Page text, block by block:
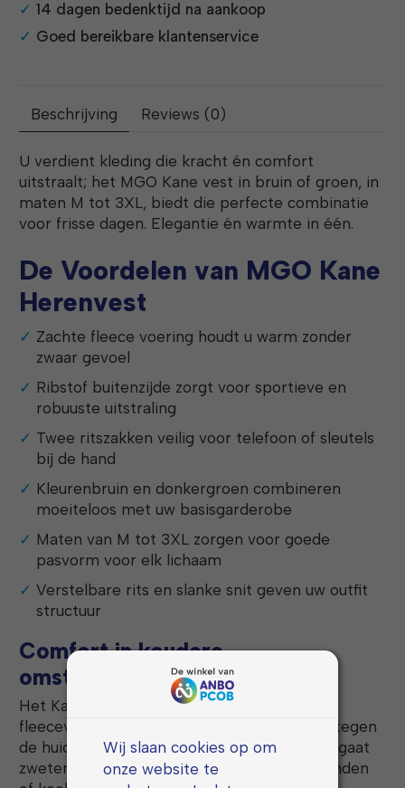
14 dagen bedenktijd na aankoop
Goed bereikbare klantenservice
Beschrijving Reviews (0)
U verdient kleding die kracht én comfort
uitstraalt; het MGO Kane vest in bruin of groen, in
maten M tot 3XL, biedt die perfecte combinatie
voor frisse dagen. Elegantie én warmte in één.
De Voordelen van MGO Kane
Herenvest
Zachte fleece voering houdt u warm zonder
zwaar gevoel
Ribstof buitenzijde zorgt voor sportieve en
robuuste uitstraling
Twee ritszakken veilig voor telefoon of sleutels
bij de hand
Kleurenbruin en donkergroen combineren
moeiteloos met uw basisgarderobe
Maten van M tot 3XL zorgen voor goede
pasvorm voor elk lichaam
Verstelbare rits en slanke snit geven uw outfit
structuur
Comfort in koudere
omstandigheden
Het Kane vest is voorzien van een zachte
fleecevoering aan de binnenkant — heerlijk tegen
de huid, houdt de warmte vast zonder dat u gaat
zweten. Precies wat u zoekt op frisse ochtenden
Wij slaan cookies op om
onze website te